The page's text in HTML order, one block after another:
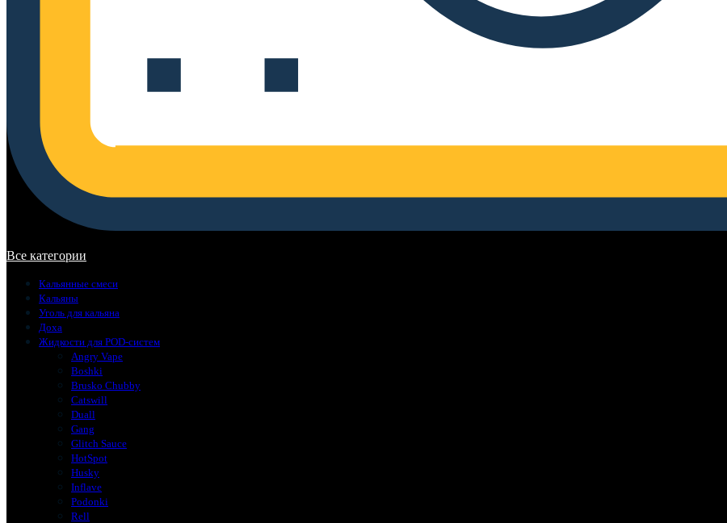
Все категории
Кальянные смеси
Кальяны
Уголь для кальяна
Доха
Жидкости для POD-систем
Angry Vape
Boshki
Brusko Chubby
Catswill
Duall
Gang
Glitch Sauce
HotSpot
Husky
Inflave
Podonki
Rell